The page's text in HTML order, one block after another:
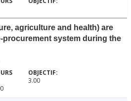
agriculture and health) are
procurement system during the
3.00